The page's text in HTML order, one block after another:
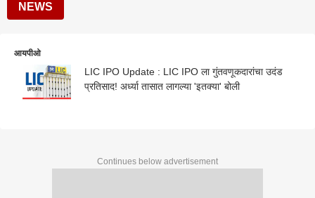
NEWS
आयपीओ
LIC IPO Update : LIC IPO ला गुंतवणूकदारांचा उदंड
प्रतिसाद! अर्ध्या तासात लागल्या 'इतक्या' बोली
Continues below advertisement